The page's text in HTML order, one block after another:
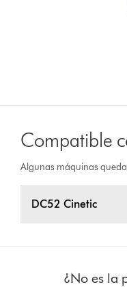
Compatible
Algunas máquinas
DC52 Cinetic
¿No es la